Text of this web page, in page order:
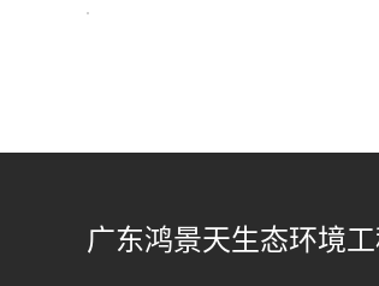
广东鸿景天生态环境